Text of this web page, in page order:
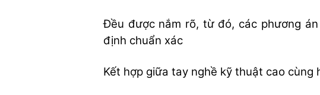
Đều được nắm rõ, từ đó, các phương
định chuẩn xác
Kết hợp giữa tay nghề kỹ thuật cao